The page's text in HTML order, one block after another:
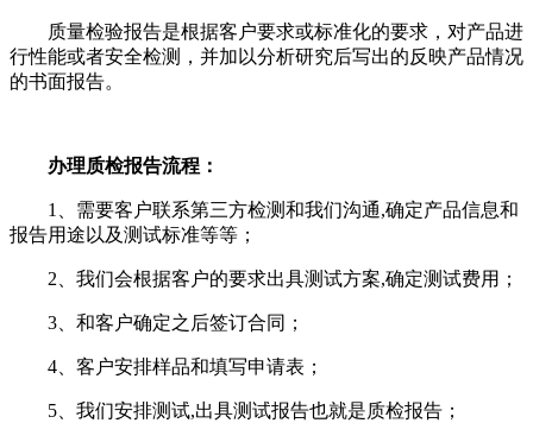
质量检验报告是根据客户要求或标准化的要求，对产品进
行性能或者安全检测，并加以分析研究后写出的反映产品情况
的书面报告。
办理质检报告流程：
1、需要客户联系第三方检测和我们沟通,确定产品信息和
报告用途以及测试标准等等；
2、我们会根据客户的要求出具测试方案,确定测试费用；
3、和客户确定之后签订合同；
4、客户安排样品和填写申请表；
5、我们安排测试,出具测试报告也就是质检报告；